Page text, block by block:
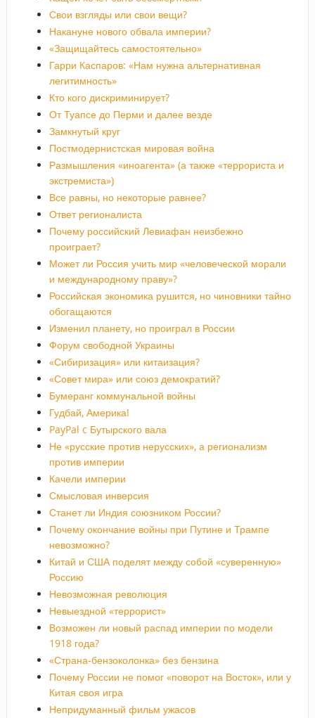
Свои взгляды или свои вещи?
Накануне нового обвала империи?
«Защищайтесь самостоятельно»
Гарри Каспаров: «Нам нужна альтернативная
легитимность»
Кто кого дискриминирует?
От Туапсе до Перми и далее везде
Замкнутый круг
Постмодернистская мировая война
Размышления «иноагента» (а также «террориста и
экстремиста»)
Все равны, но некоторые равнее?
Ответ регионалиста
Почему российский Левиафан неизбежно
проиграет?
Может ли Россия учить мир «человеческой морали
и международному праву»?
Российская экономика рушится, но чиновники тайно
обогащаются
Изменил планету, но проиграл в России
Форум свободной Украины
«Сибиризация» или китаизация?
«Совет мира» или союз демократий?
Бумеранг коммунальной войны
Гудбай, Америка!
PayPal c Бутырского вала
Не «русские против нерусских», а регионализм
против империи
Качели империи
Смысловая инверсия
Станет ли Индия союзником России?
Почему окончание войны при Путине и Трампе
невозможно?
Китай и США поделят между собой «суверенную»
Россию
Невозможная революция
Невыездной «террорист»
Возможен ли новый распад империи по модели
1918 года?
«Страна-бензоколонка» без бензина
Почему России не помог «поворот на Восток», или у
Китая своя игра
Непридуманный фильм ужасов